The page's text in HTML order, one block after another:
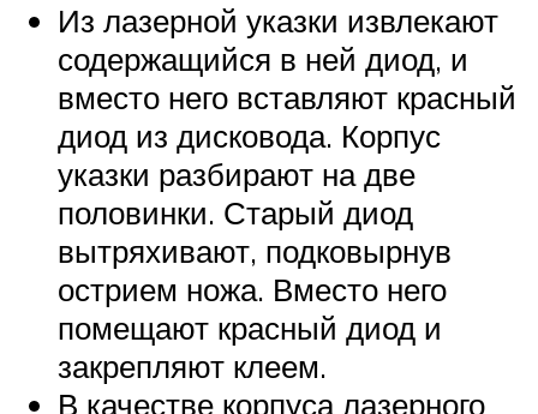
Из лазерной указки извлекают
содержащийся в ней диод, и
вместо него вставляют красный
диод из дисковода. Корпус
указки разбирают на две
половинки. Старый диод
вытряхивают, подковырнув
острием ножа. Вместо него
помещают красный диод и
закрепляют клеем.
В качестве корпуса лазерного